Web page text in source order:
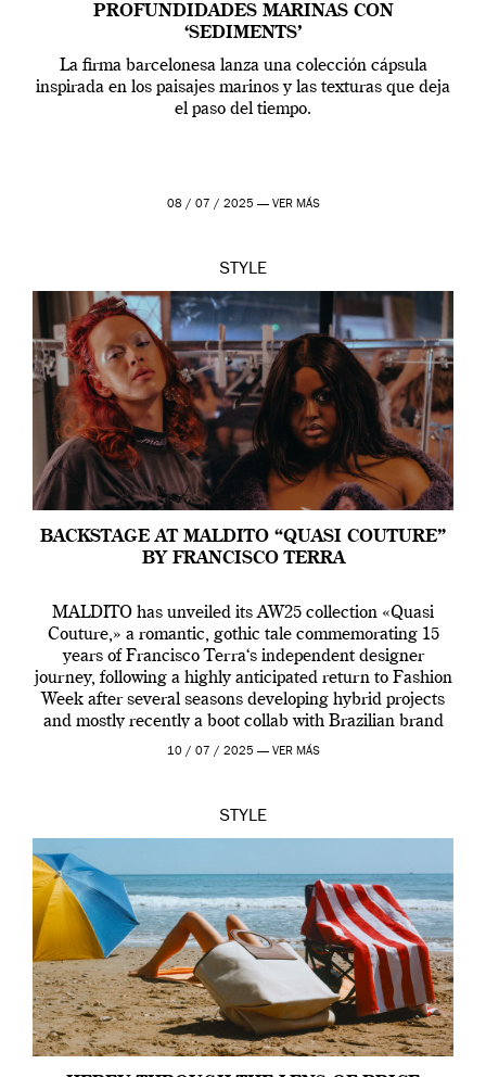
PROFUNDIDADES MARINAS CON
‘SEDIMENTS’
La firma barcelonesa lanza una colección cápsula
inspirada en los paisajes marinos y las texturas que deja
el paso del tiempo.
08 / 07 / 2025 — VER MÁS
STYLE
BACKSTAGE AT MALDITO “QUASI COUTURE”
BY FRANCISCO TERRA
MALDITO has unveiled its AW25 collection «Quasi
Couture,» a romantic, gothic tale commemorating 15
years of Francisco Terra‘s independent designer
journey, following a highly anticipated return to Fashion
Week after several seasons developing hybrid projects
and mostly recently a boot collab with Brazilian brand
Melissa. This fashion show is a component of Francisco
10 / 07 / 2025 — VER MÁS
STYLE